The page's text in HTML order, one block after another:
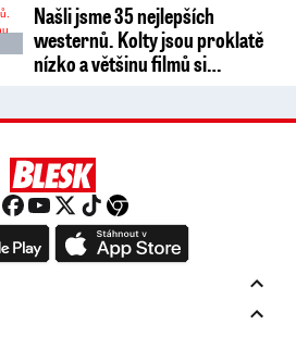
Našli jsme 35 nejlepších
westernů. Kolty jsou proklatě
nízko a většinu filmů si…